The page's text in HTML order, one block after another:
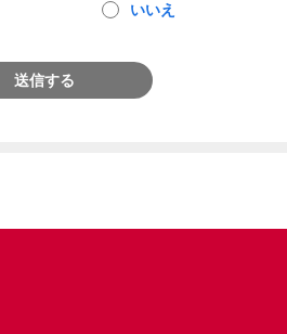
いいえ
送信する